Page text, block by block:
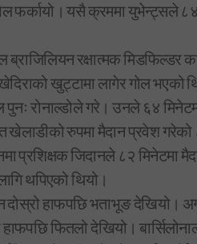
फर्कायो। यसै क्रममा युभेन्ट्सले
ब्राजिलियन रक्षात्मक मिडफिल्डर
खुट्टामा लागेर गोल भएको
पुनः रोनाल्डोले गरे। उनले ६४
खेलाडीको रुपमा मैदान प्रवेश
प्रशिक्षक जिदानले ८२ मिनेटमा
थपिएको थियो।
हाफपछि भताभूङ देखियो।
हाफपछि फितलो देखियो।